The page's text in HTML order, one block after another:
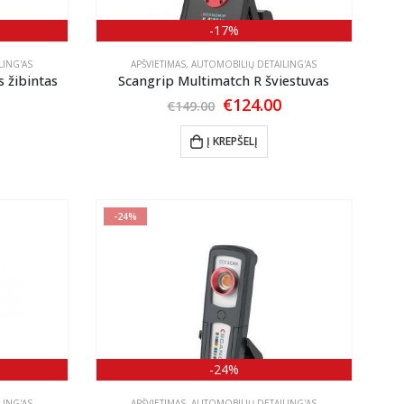
žibintas
-17%
APŠVIETIMAS,AUTOMOBILIŲ DETAILING'AS
Scangrip Multimatch R šviestuvas
€149.00 Original
was:
€149.00.
€124.00Current
Į KREPŠELĮ
-24%
-24%